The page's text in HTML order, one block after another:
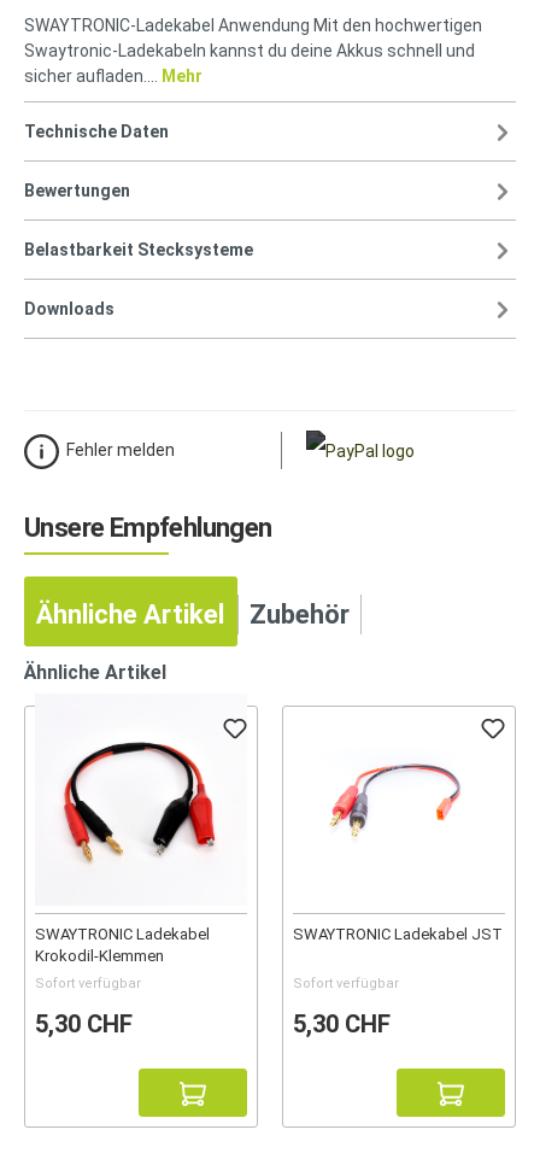
SWAYTRONIC-Ladekabel Anwendung Mit den hochwertigen
Swaytronic-Ladekabeln kannst du deine Akkus schnell und
sicher aufladen.…
Mehr
Technische Daten
Bewertungen
Belastbarkeit Stecksysteme
Downloads
Fehler melden
Unsere Empfehlungen
Ähnliche Artikel Zubehör
Ähnliche Artikel
SWAYTRONIC Ladekabel
Krokodil-Klemmen
Sofort verfügbar
5,30 CHF
SWAYTRONIC Ladekabel JST
Sofort verfügbar
5,30 CHF